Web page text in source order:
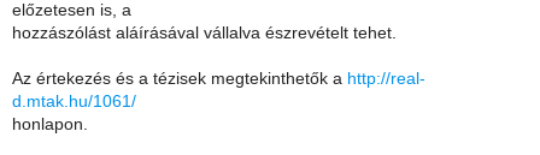
előzetesen is, a
hozzászólást aláírásával vállalva észrevételt tehet.
Az értekezés és a tézisek megtekinthetők a http://real-
d.mtak.hu/1061/
honlapon.